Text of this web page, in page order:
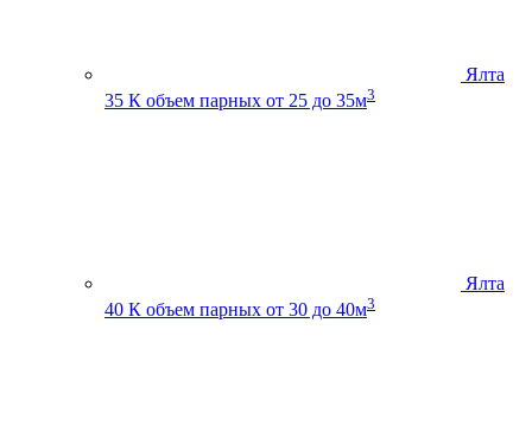
Ялта
35 К объем парных от 25 до 35м3
Ялта
40 К объем парных от 30 до 40м3